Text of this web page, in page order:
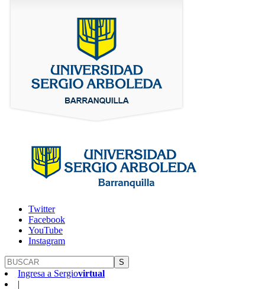
Twitter
Facebook
YouTube
Instagram
S
Ingresa a Sergiovirtual